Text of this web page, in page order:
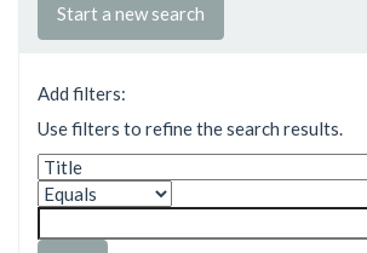
Start a new search
Add filters:
Use filters to refine the search results.